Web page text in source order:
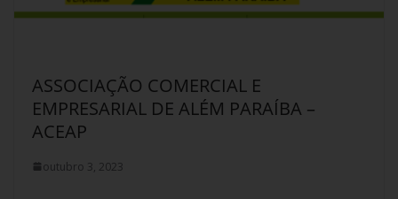
ASSOCIAÇÃO COMERCIAL E
EMPRESARIAL DE ALÉM PARAÍBA –
ACEAP
outubro 3, 2023